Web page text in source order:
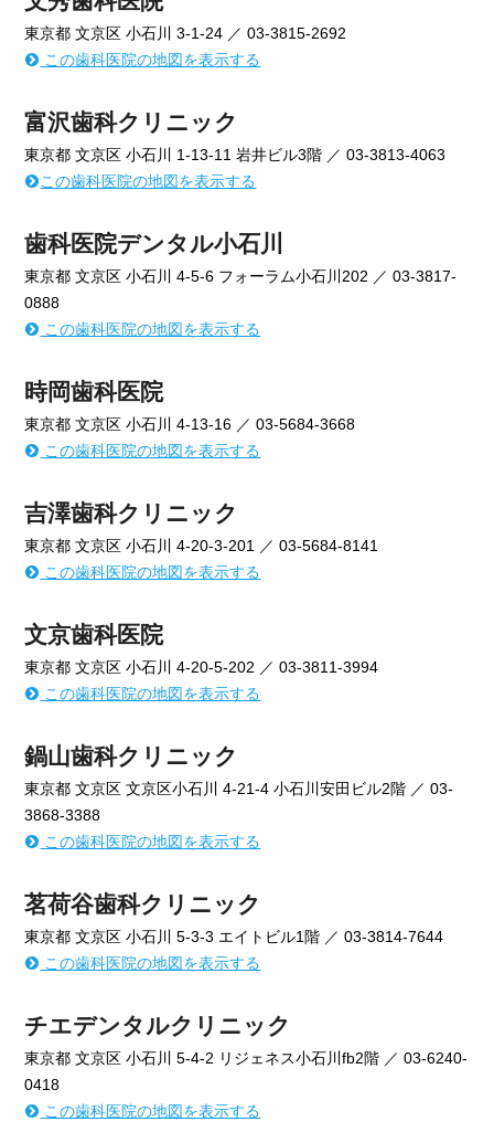
東京都 文京区 小石川 3-1-24 ／ 03-3815-2692
この歯科医院の地図を表示する
富沢歯科クリニック
東京都 文京区 小石川 1-13-11 岩井ビル3階 ／ 03-3813-4063
この歯科医院の地図を表示する
歯科医院デンタル小石川
東京都 文京区 小石川 4-5-6 フォーラム小石川202 ／ 03-3817-
0888
この歯科医院の地図を表示する
時岡歯科医院
東京都 文京区 小石川 4-13-16 ／ 03-5684-3668
この歯科医院の地図を表示する
吉澤歯科クリニック
東京都 文京区 小石川 4-20-3-201 ／ 03-5684-8141
この歯科医院の地図を表示する
文京歯科医院
東京都 文京区 小石川 4-20-5-202 ／ 03-3811-3994
この歯科医院の地図を表示する
鍋山歯科クリニック
東京都 文京区 文京区小石川 4-21-4 小石川安田ビル2階 ／ 03-
3868-3388
この歯科医院の地図を表示する
茗荷谷歯科クリニック
東京都 文京区 小石川 5-3-3 エイトビル1階 ／ 03-3814-7644
この歯科医院の地図を表示する
チエデンタルクリニック
東京都 文京区 小石川 5-4-2 リジェネス小石川fb2階 ／ 03-6240-
0418
この歯科医院の地図を表示する